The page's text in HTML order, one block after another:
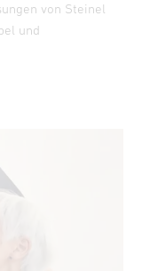
von Steinel
und